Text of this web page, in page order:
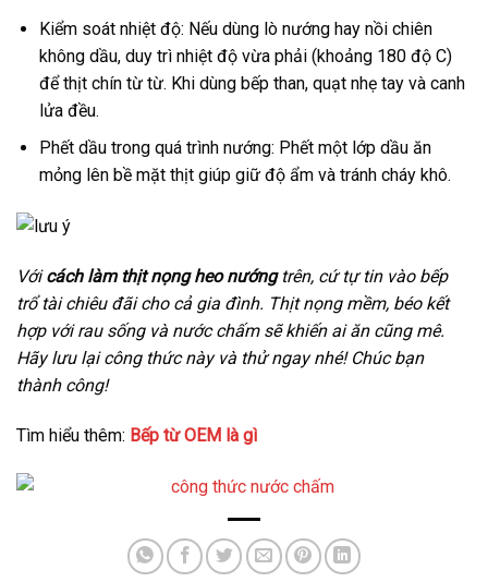
Kiểm soát nhiệt độ: Nếu dùng lò nướng hay nồi chiên
không dầu, duy trì nhiệt độ vừa phải (khoảng 180 độ C)
để thịt chín từ từ. Khi dùng bếp than, quạt nhẹ tay và canh
lửa đều.
Phết dầu trong quá trình nướng: Phết một lớp dầu ăn
mỏng lên bề mặt thịt giúp giữ độ ẩm và tránh cháy khô.
Vớicách làm thịt nọng heo nướngtrên, cứ tự tin vào bếp
trổ tài chiêu đãi cho cả gia đình. Thịt nọng mềm, béo kết
hợp với rau sống và nước chấm sẽ khiến ai ăn cũng mê.
Hãy lưu lại công thức này và thử ngay nhé! Chúc bạn
thành công!
Tìm hiểu thêm: Bếp từ OEM là gì